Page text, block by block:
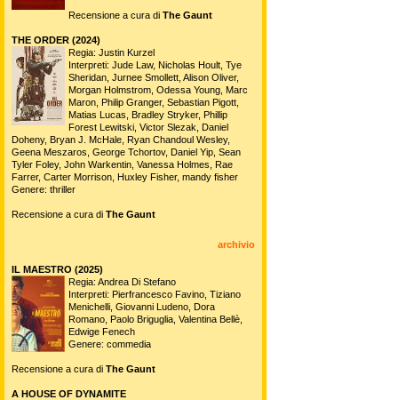
Recensione a cura di The Gaunt
THE ORDER (2024)
Regia: Justin Kurzel
Interpreti: Jude Law, Nicholas Hoult, Tye
Sheridan, Jurnee Smollett, Alison Oliver,
Morgan Holmstrom, Odessa Young, Marc
Maron, Philip Granger, Sebastian Pigott,
Matias Lucas, Bradley Stryker, Phillip
Forest Lewitski, Victor Slezak, Daniel
Doheny, Bryan J. McHale, Ryan Chandoul Wesley,
Geena Meszaros, George Tchortov, Daniel Yip, Sean
Tyler Foley, John Warkentin, Vanessa Holmes, Rae
Farrer, Carter Morrison, Huxley Fisher, mandy fisher
Genere: thriller
Recensione a cura di The Gaunt
archivio
IL MAESTRO (2025)
Regia: Andrea Di Stefano
Interpreti: Pierfrancesco Favino, Tiziano
Menichelli, Giovanni Ludeno, Dora
Romano, Paolo Briguglia, Valentina Bellè,
Edwige Fenech
Genere: commedia
Recensione a cura di The Gaunt
A HOUSE OF DYNAMITE